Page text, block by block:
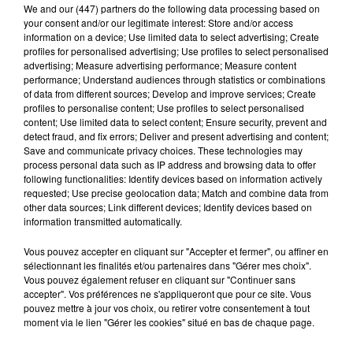
TITRES DIFFUSÉS Voir plus
6h49
6h49
DOLLY
Je N Veux Pas Rester Sage
6h45
6h45
ADIEU BARBARA
Desarmee
6h41
6h41 6h37
6h37
We and our (447) partnersdo the following data processing based on
your consent and/or our legitimate interest: Store and/or access
information on a device; Use limited data to select advertising; Create
profiles for personalised advertising; Use profiles to select personalised
advertising; Measure advertising performance; Measure content
performance; Understand audiences through statistics or combinations
of data from different sources; Develop and improve services; Create
profiles to personalise content; Use profiles to select personalised
content; Use limited data to select content; Ensure security, prevent and
detect fraud, and fix errors; Deliver and present advertising and content;
Save and communicate privacy choices. These technologies may
process personal data such as IP address and browsing data to offer
following functionalities: Identify devices based on information actively
requested; Use precise geolocation data; Match and combine data from
other data sources; Link different devices; Identify devices based on
information transmitted automatically.
Vous pouvez accepter en cliquant sur "Accepter et fermer", ou affiner en
sélectionnant les finalités et/ou partenaires dans "Gérer mes choix".
Vous pouvez également refuser en cliquant sur "Continuer sans
accepter". Vos préférences ne s'appliqueront que pour ce site. Vous
pouvez mettre à jour vos choix, ou retirer votre consentement à tout
moment via le lien "Gérer les cookies" situé en bas de chaque page.